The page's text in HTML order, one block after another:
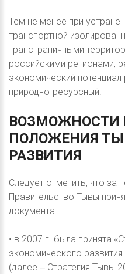
Тем не менее при
транспортной
трансграничными
российскими регионами,
экономический потенциал
природно-ресурсный.
ВОЗМОЖНОСТИ
ПОЛОЖЕНИЯ
РАЗВИТИЯ
Следует отметить, что за
Правительство Тывы
документа:
• в 2007 г. была принята
экономического
(далее ‒ Стратегия Тывы